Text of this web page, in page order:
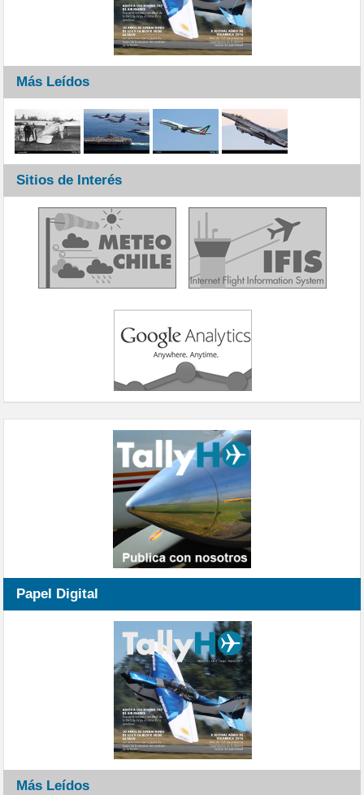
Más Leídos
Sitios de Interés
Papel Digital
Más Leídos